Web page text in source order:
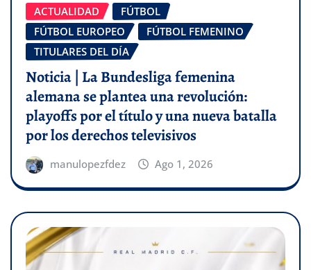
ACTUALIDAD
FÚTBOL
FÚTBOL EUROPEO
FÚTBOL FEMENINO
TITULARES DEL DÍA
Noticia | La Bundesliga femenina
alemana se plantea una revolución:
playoffs por el título y una nueva batalla
por los derechos televisivos
manulopezfdez Ago 1, 2026